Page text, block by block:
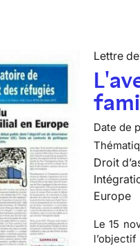
Lettre
Date de
Droit
Europe
Le 15